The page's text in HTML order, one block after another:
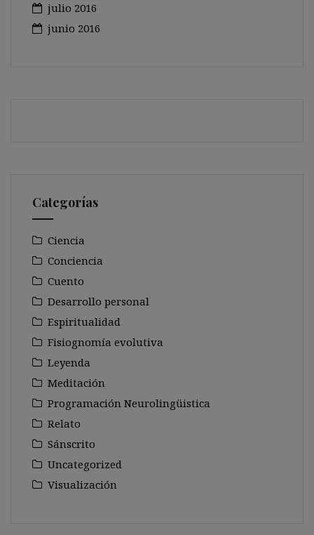
julio 2016
junio 2016
Categorías
Ciencia
Conciencia
Cuento
Desarrollo personal
Espiritualidad
Fisiognomía evolutiva
Leyenda
Meditación
Programación Neurolingüistica
Relato
Sánscrito
Uncategorized
Visualización